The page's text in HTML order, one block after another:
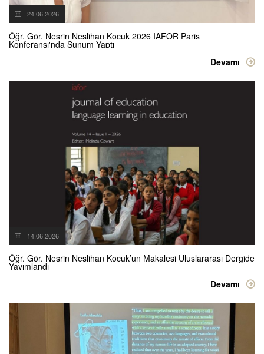
24.06.2026
Öğr. Gör. Nesrin Neslihan Kocuk 2026 IAFOR Paris
Konferansı'nda Sunum Yaptı
Devamı
14.06.2026
Öğr. Gör. Nesrin Neslihan Kocuk’un Makalesi Uluslararası Dergide
Yayımlandı
Devamı